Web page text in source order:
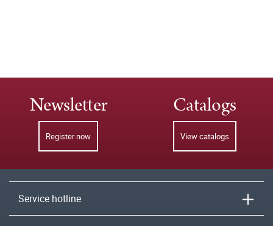
Newsletter
Register now
Catalogs
View catalogs
Service hotline